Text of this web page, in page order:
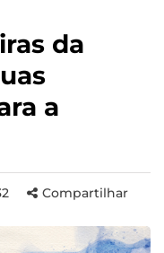
da
a
Compartilhar